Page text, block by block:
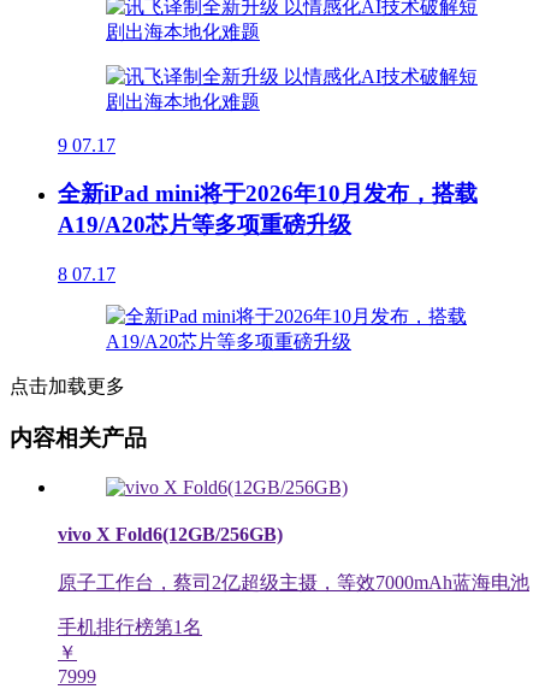
9 07.17
全新iPad mini将于2026年10月发布，搭载
A19/A20芯片等多项重磅升级
8 07.17
点击加载更多
内容相关产品
vivo X Fold6(12GB/256GB)
原子工作台，蔡司2亿超级主摄，等效7000mAh蓝海电池
手机排行榜第1名
￥
7999